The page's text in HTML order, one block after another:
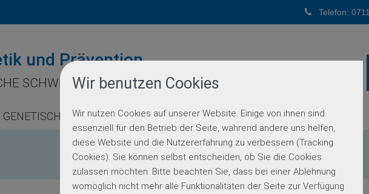
Wir benutzen Cookies
Wir nutzen Cookies auf unserer Website. Einige von ihnen sind
essenziell für den Betrieb der Seite, während andere uns helfen,
diese Website und die Nutzererfahrung zu verbessern (Tracking
Cookies). Sie können selbst entscheiden, ob Sie die Cookies
zulassen möchten. Bitte beachten Sie, dass bei einer Ablehnung
womöglich nicht mehr alle Funktionalitäten der Seite zur Verfügung
Telefon:
und Prävention
SCHWERPUNKTPRAXIS
GENETISCHE BERATUNG GENETISCHE DIAGNOSTIK PARTNER
Einzelgen-Diagnostik